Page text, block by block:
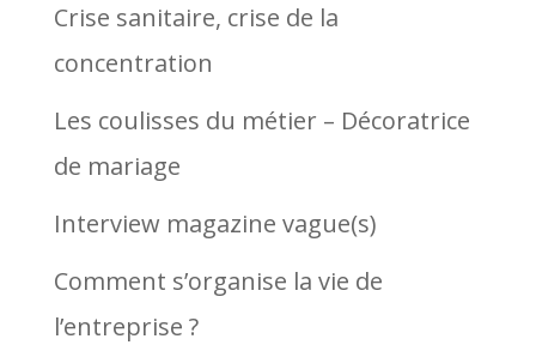
Crise sanitaire, crise de la
concentration
Les coulisses du métier – Décoratrice
de mariage
Interview magazine vague(s)
Comment s’organise la vie de
l’entreprise ?